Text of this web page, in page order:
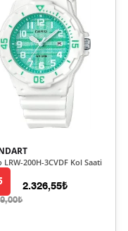
LRW-200H-3CVDF Kol Saati
2.326,55₺